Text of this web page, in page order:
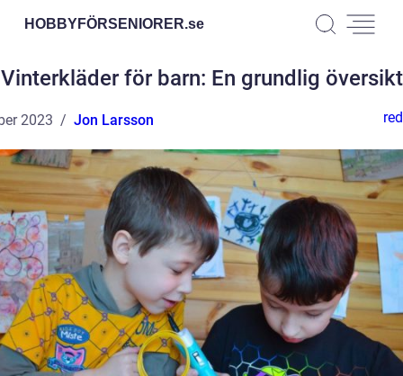
HOBBYFÖRSENIORER.se
Vinterkläder för barn: En grundlig översikt
2023 Jon Larsson